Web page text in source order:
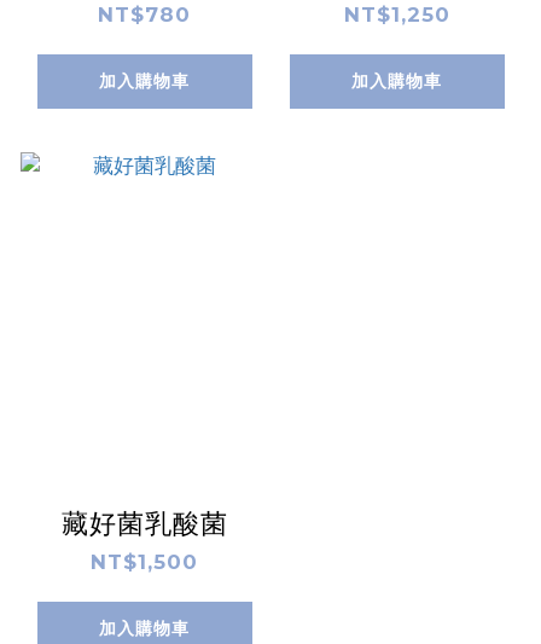
NT$780
加入購物車
NT$1,250
加入購物車
藏好菌乳酸菌
NT$1,500
加入購物車